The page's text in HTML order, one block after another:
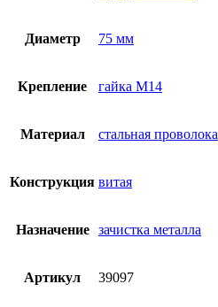
Диаметр 75 мм
Крепление гайка М14
Материал стальная проволока
Конструкция витая
Назначение зачистка металла
Артикул 39097